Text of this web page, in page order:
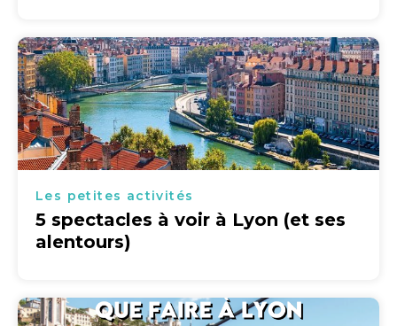
Les petites activités
5 spectacles à voir à Lyon (et ses
alentours)